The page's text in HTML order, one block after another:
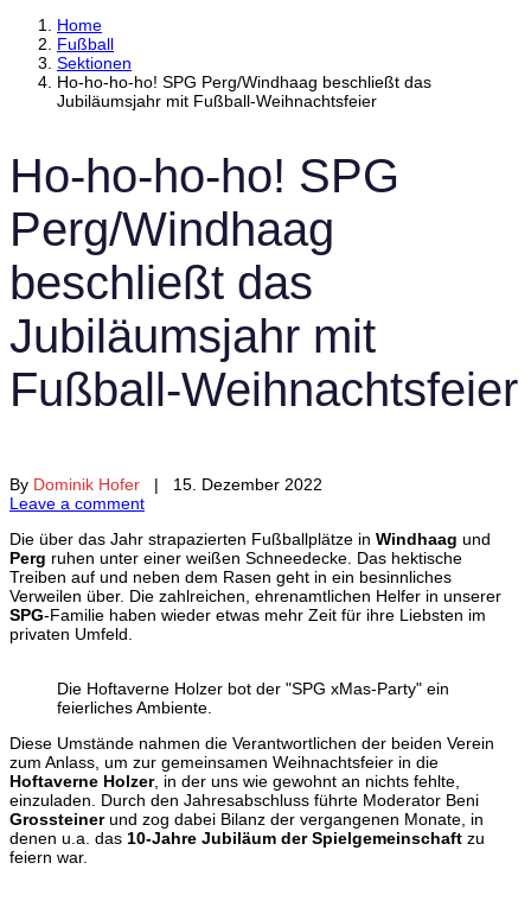
Home
Fußball
Sektionen
Ho-ho-ho-ho! SPG Perg/Windhaag beschließt das
Jubiläumsjahr mit Fußball-Weihnachtsfeier
Ho-ho-ho-ho! SPG
Perg/Windhaag
beschließt das
Jubiläumsjahr mit
Fußball-Weihnachtsfeier
By Dominik Hofer | 15. Dezember 2022
Leave a comment
Die über das Jahr strapazierten Fußballplätze in Windhaag und
Perg ruhen unter einer weißen Schneedecke. Das hektische
Treiben auf und neben dem Rasen geht in ein besinnliches
Verweilen über. Die zahlreichen, ehrenamtlichen Helfer in unserer
SPG-Familie haben wieder etwas mehr Zeit für ihre Liebsten im
privaten Umfeld.
Die Hoftaverne Holzer bot der "SPG xMas-Party" ein
feierliches Ambiente.
Diese Umstände nahmen die Verantwortlichen der beiden Verein
zum Anlass, um zur gemeinsamen Weihnachtsfeier in die
Hoftaverne Holzer, in der uns wie gewohnt an nichts fehlte,
einzuladen. Durch den Jahresabschluss führte Moderator Beni
Grossteinerund zog dabei Bilanz der vergangenen Monate, in
denen u.a. das 10-Jahre Jubiläum der Spielgemeinschaft zu
feiern war.